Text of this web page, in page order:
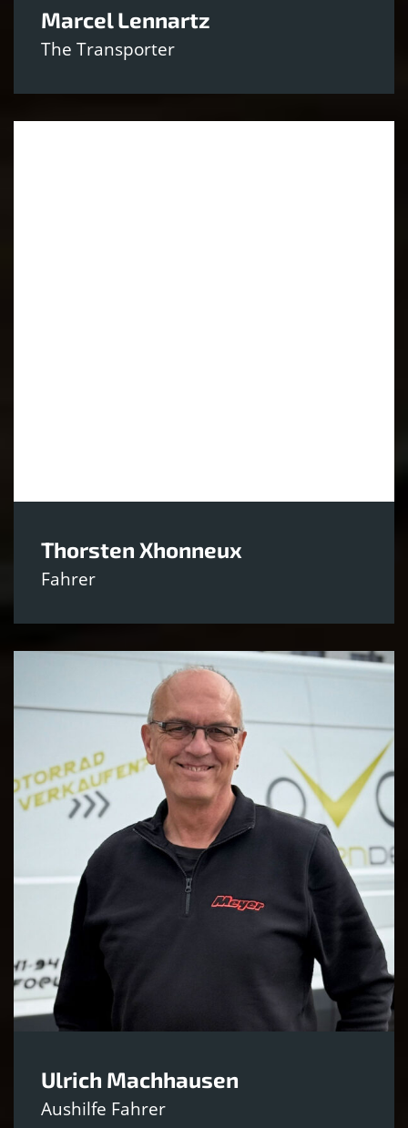
Marcel Lennartz
The Transporter
Thorsten Xhonneux
Fahrer
Ulrich Machhausen
Aushilfe Fahrer